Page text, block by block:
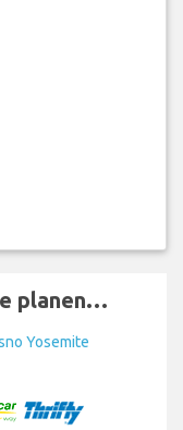
planen…
Yosemite